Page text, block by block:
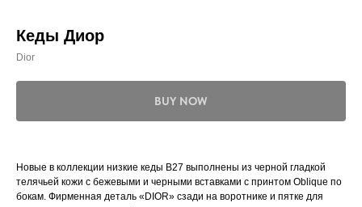
Кеды Диор
Dior
BUY NOW
Новые в коллекции низкие кеды B27 выполнены из черной гладкой
телячьей кожи с бежевыми и черными вставками с принтом Oblique по
бокам. Фирменная деталь «DIOR» сзади на воротнике и пятке для